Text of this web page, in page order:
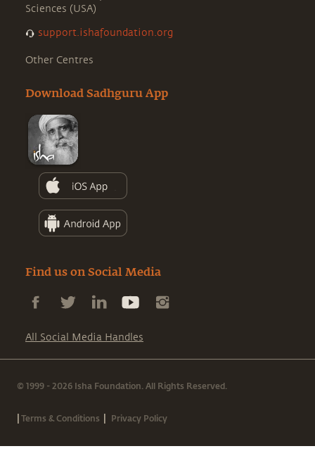
Sciences (USA)
support.ishafoundation.org
Other Centres
Download Sadhguru App
Find us on Social Media
All Social Media Handles
© 1999 - 2026 Isha Foundation. All Rights Reserved.
|Terms & Conditions | Privacy Policy